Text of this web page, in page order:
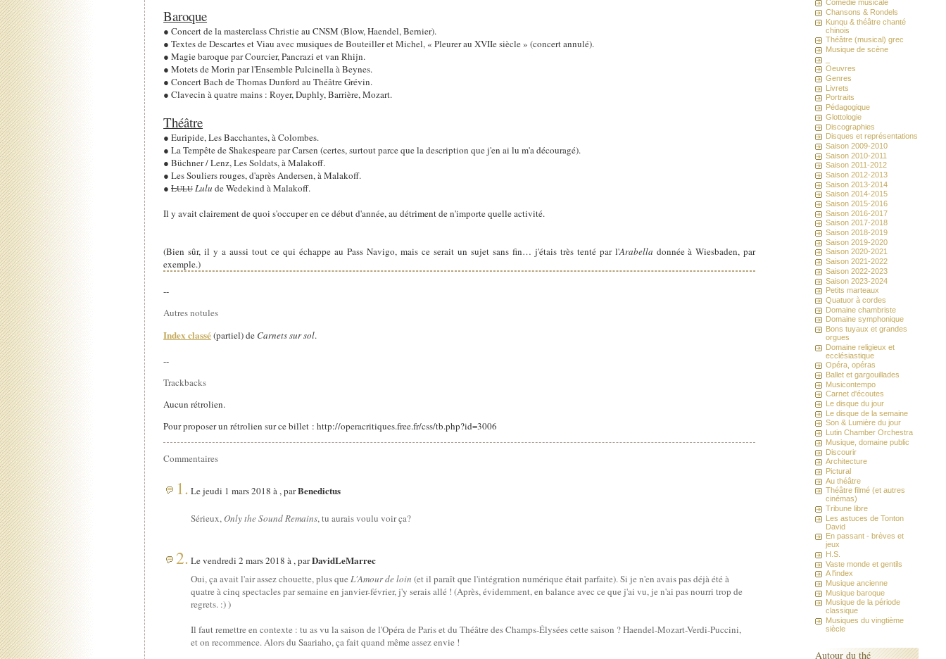
Baroque
● Concert de la masterclass Christie au CNSM (Blow, Haendel, Bernier).
● Textes de Descartes et Viau avec musiques de Bouteiller et Michel, « Pleurer au XVIIe siècle » (concert annulé).
● Magie baroque par Courcier, Pancrazi et van Rhijn.
● Motets de Morin par l'Ensemble Pulcinella à Beynes.
● Concert Bach de Thomas Dunford au Théâtre Grévin.
● Clavecin à quatre mains : Royer, Duphly, Barrière, Mozart.
Théâtre
● Euripide, Les Bacchantes, à Colombes.
● La Tempête de Shakespeare par Carsen (certes, surtout parce que la description que j'en ai lu m'a découragé).
● Büchner / Lenz, Les Soldats, à Malakoff.
● Les Souliers rouges, d'après Andersen, à Malakoff.
●LULU Lulu de Wedekind à Malakoff.
Il y avait clairement de quoi s'occuper en ce début d'année, au détriment de n'importe quelle activité.
(Bien sûr, il y a aussi tout ce qui échappe au Pass Navigo, mais ce serait un sujet sans fin… j'étais très tenté par l'Arabella donnée à Wiesbaden, par
exemple.)
--
Autres notules
Index classé(partiel) de Carnets sur sol.
--
Trackbacks
Aucun rétrolien.
Pour proposer un rétrolien sur ce billet : http://operacritiques.free.fr/css/tb.php?id=3006
Commentaires
1. Le jeudi 1 mars 2018 à , parBenedictus
Sérieux,Only the Sound Remains, tu aurais voulu voir ça?
2. Le vendredi 2 mars 2018 à , parDavidLeMarrec
Oui, ça avait l'air assez chouette, plus queL'Amour de loin (et il paraît que l'intégration numérique était parfaite). Si je n'en avais pas déjà été à
quatre à cinq spectacles par semaine en janvier-février, j'y serais allé ! (Après, évidemment, en balance avec ce que j'ai vu, je n'ai pas nourri trop de
regrets. :) )
Il faut remettre en contexte : tu as vu la saison de l'Opéra de Paris et du Théâtre des Champs-Élysées cette saison ? Haendel-Mozart-Verdi-Puccini,
et on recommence. Alors du Saariaho, ça fait quand même assez envie !
Comédie musicale
Chansons & Rondels
Kunqu & théâtre chanté
chinois
Théâtre (musical) grec
Musique de scène
Oeuvres
Genres
Livrets
Portraits
Pédagogique
Glottologie
Discographies
Disques et représentations
Saison 2009-2010
Saison 2010-2011
Saison 2011-2012
Saison 2012-2013
Saison 2013-2014
Saison 2014-2015
Saison 2015-2016
Saison 2016-2017
Saison 2017-2018
Saison 2018-2019
Saison 2019-2020
Saison 2020-2021
Saison 2021-2022
Saison 2022-2023
Saison 2023-2024
Petits marteaux
Quatuor à cordes
Domaine chambriste
Domaine symphonique
Bons tuyaux et grandes
orgues
Domaine religieux et
ecclésiastique
Opéra, opéras
Ballet et gargouillades
Musicontempo
Carnet d'écoutes
Le disque du jour
Le disque de la semaine
Son & Lumière du jour
Lutin Chamber Orchestra
Musique, domaine public
Discourir
Architecture
Pictural
Au théâtre
Théâtre filmé (et autres
cinémas)
Tribune libre
Les astuces de Tonton
David
En passant - brèves et
jeux
H.S.
Vaste monde et gentils
A l'index
Musique ancienne
Musique baroque
Musique de la période
classique
Musiques du vingtième
siècle
Autour du thé